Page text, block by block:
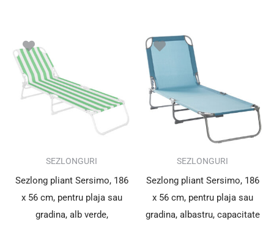
SEZLONGURI
Sezlong pliant Sersimo, 186
x 56 cm, pentru plaja sau
gradina, alb verde,
SEZLONGURI
Sezlong pliant Sersimo, 186
x 56 cm, pentru plaja sau
gradina, albastru, capacitate